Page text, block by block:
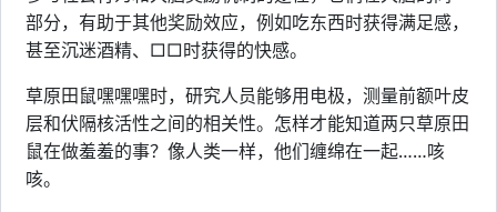
部分，有助于其他奖励效应，例如吃东西时获得满足感，
甚至沉迷酒精、□□时获得的快感。
草原田鼠嘿嘿嘿时，研究人员能够用电极，测量前额叶皮
层和伏隔核活性之间的相关性。怎样才能知道两只草原田
鼠在做羞羞的事？像人类一样，他们缠绵在一起……咳
咳。